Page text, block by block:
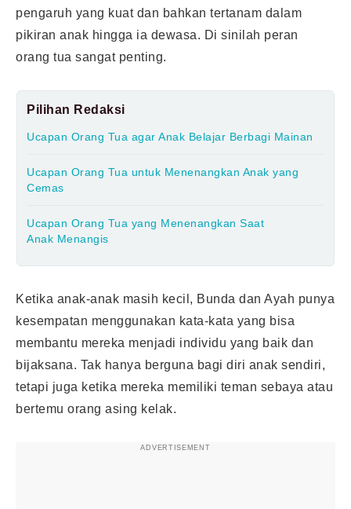
pengaruh yang kuat dan bahkan tertanam dalam
pikiran anak hingga ia dewasa. Di sinilah peran
orang tua sangat penting.
Pilihan Redaksi
Ucapan Orang Tua agar Anak Belajar Berbagi Mainan
Ucapan Orang Tua untuk Menenangkan Anak yang
Cemas
Ucapan Orang Tua yang Menenangkan Saat
Anak Menangis
Ketika anak-anak masih kecil, Bunda dan Ayah punya
kesempatan menggunakan kata-kata yang bisa
membantu mereka menjadi individu yang baik dan
bijaksana. Tak hanya berguna bagi diri anak sendiri,
tetapi juga ketika mereka memiliki teman sebaya atau
bertemu orang asing kelak.
ADVERTISEMENT